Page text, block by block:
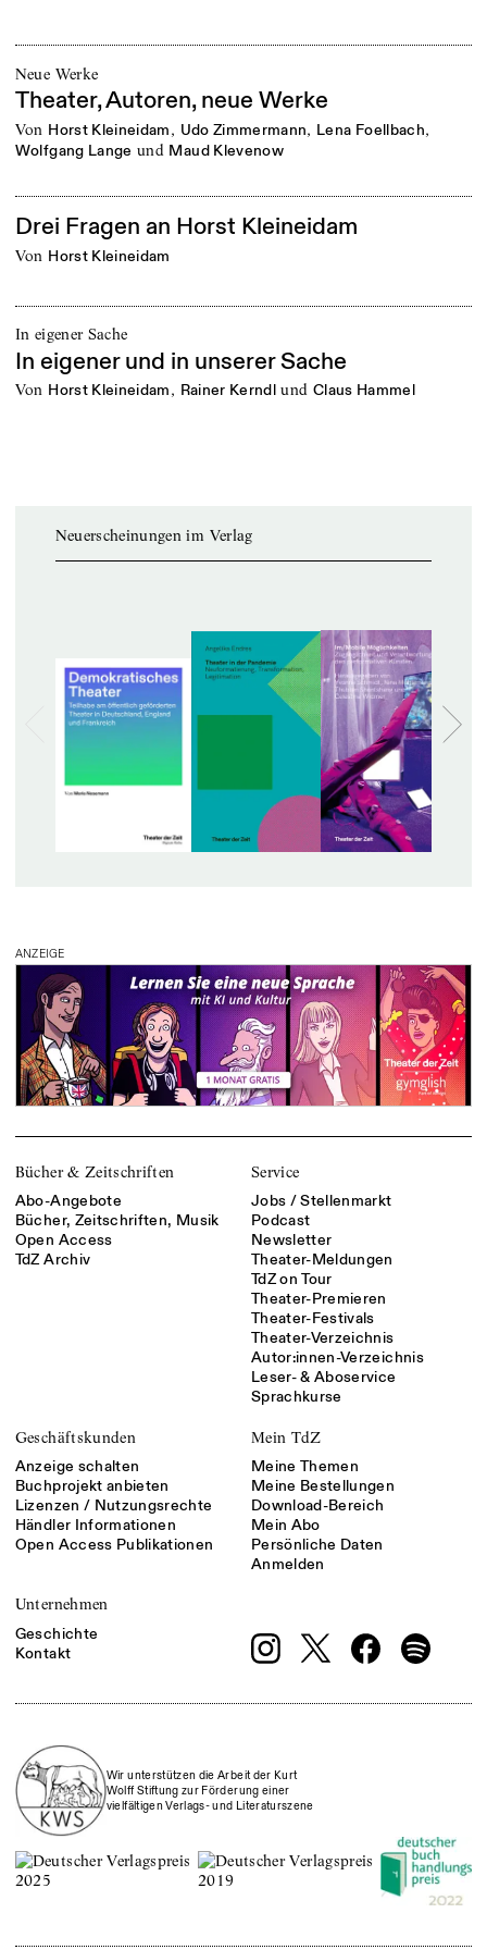
Neue Werke
Theater, Autoren, neue Werke
von Horst Kleineidam, Udo Zimmermann, Lena Foellbach,
Wolfgang Lange und Maud Klevenow
Drei Fragen an Horst Kleineidam
von Horst Kleineidam
In eigener Sache
In eigener und in unserer Sache
von Horst Kleineidam, Rainer Kerndl und Claus Hammel
Neuerscheinungen im Verlag
ANZEIGE
Bücher & Zeitschriften
Abo-Angebote
Bücher, Zeitschriften, Musik
Open Access
TdZ Archiv
Service
Jobs / Stellenmarkt
Podcast
Newsletter
Theater-Meldungen
TdZ on Tour
Theater-Premieren
Theater-Festivals
Theater-Verzeichnis
Autor:innen-Verzeichnis
Leser- & Aboservice
Sprachkurse
Geschäftskunden
Anzeige schalten
Buchprojekt anbieten
Lizenzen / Nutzungsrechte
Händler Informationen
Open Access Publikationen
Mein TdZ
Meine Themen
Meine Bestellungen
Download-Bereich
Mein Abo
Persönliche Daten
Anmelden
Unternehmen
Geschichte
Kontakt
Wir unterstützen die Arbeit der Kurt
Wolff Stiftung zur Förderung einer
vielfältigen Verlags- und Literaturszene